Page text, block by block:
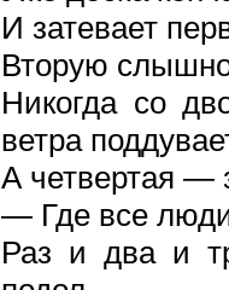
И затевает
Вторую
Никогда со
ветра
А четвертая —
— Где все
Раз и два и